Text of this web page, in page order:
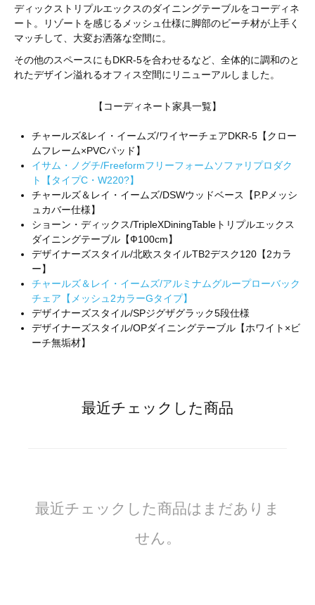
ディックストリプルエックスのダイニングテーブルをコーディネ
ート。リゾートを感じるメッシュ仕様に脚部のビーチ材が上手く
マッチして、大変お洒落な空間に。
その他のスペースにもDKR-5を合わせるなど、全体的に調和のと
れたデザイン溢れるオフィス空間にリニューアルしました。
【コーディネート家具一覧】
チャールズ&レイ・イームズ/ワイヤーチェアDKR-5【クロー
ムフレーム×PVCパッド】
イサム・ノグチ/Freeformフリーフォームソファリプロダク
ト【タイプC・W220?】
チャールズ＆レイ・イームズ/DSWウッドベース【P.Pメッシ
ュカバー仕様】
ショーン・ディックス/TripleXDiningTableトリプルエックス
ダイニングテーブル【Ф100cm】
デザイナーズスタイル/北欧スタイルTB2デスク120【2カラ
ー】
チャールズ＆レイ・イームズ/アルミナムグループローバック
チェア【メッシュ2カラーGタイプ】
デザイナーズスタイル/SPジグザグラック5段仕様
デザイナーズスタイル/OPダイニングテーブル【ホワイト×ビ
ーチ無垢材】
最近チェックした商品
最近チェックした商品はまだありま
せん。